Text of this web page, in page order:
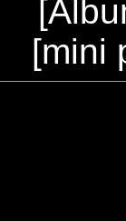
[
[mini